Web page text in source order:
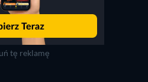
tę reklamę